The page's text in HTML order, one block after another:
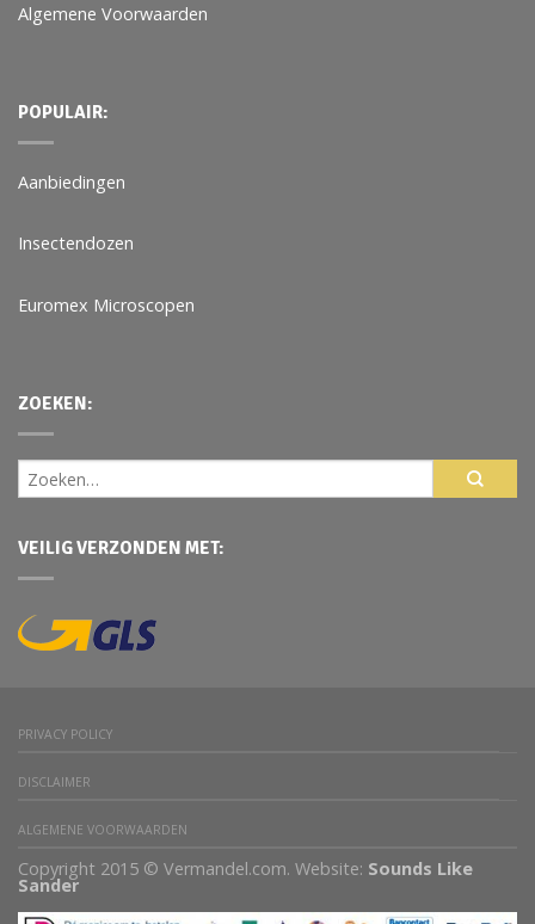
Algemene Voorwaarden
POPULAIR:
Aanbiedingen
Insectendozen
Euromex Microscopen
ZOEKEN:
VEILIG VERZONDEN MET:
PRIVACY POLICY
DISCLAIMER
ALGEMENE VOORWAARDEN
Copyright 2015 © Vermandel.com. Website: Sounds Like
Sander